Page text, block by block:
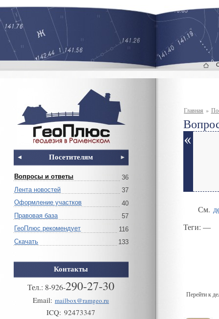
Посетителям
Вопросы и ответы
36
Лента новостей
37
Оформление участков
40
Правовая база
57
ГеоПлюс рекомендует
116
Скачать
133
Контакты
Тел.: 8-926-290-27-30
Email: mailbox@ramgeo.ru
ICQ: 92473347
Главная »
См.
Теги: —
Перейти к